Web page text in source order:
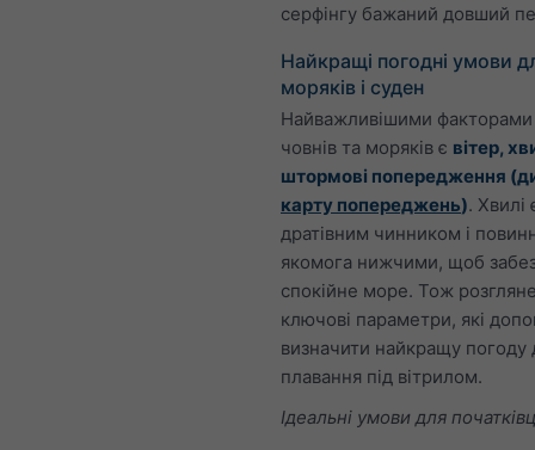
серфінгу бажаний довший
Найкращі погодні умови
моряків і суден
Найважливішими
човнів та моряків є вітер,
штормові попередження
карту попереджень). Хвилі
дратівним чинником і
якомога нижчими, щоб
спокійне море. Тож
ключові параметри, які
визначити найкращу погоду
плавання під вітрилом.
Ідеальні умови для